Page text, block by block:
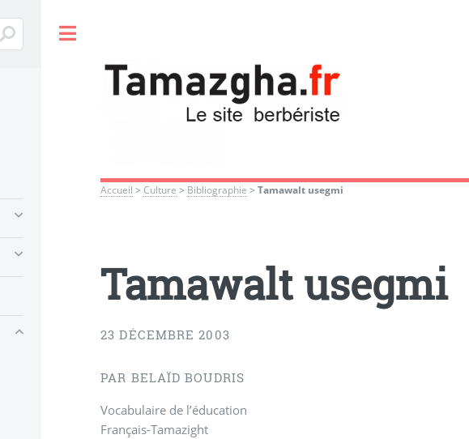
Accueil >Culture > Bibliographie >Tamawalt usegmi
Tamawalt usegmi
23 DÉCEMBRE 2003
PAR BELAÏD BOUDRIS
Vocabulaire de l’éducation
Français-Tamazight